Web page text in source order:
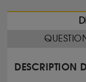
DESCRIPTION